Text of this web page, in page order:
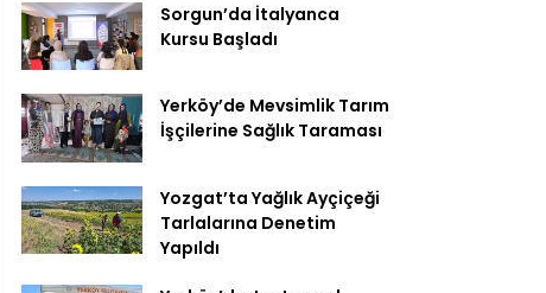
Sorgun’da İtalyanca
Kursu Başladı
Yerköy’de Mevsimlik Tarım
İşçilerine Sağlık Taraması
Yozgat’ta Yağlık Ayçiçeği
Tarlalarına Denetim
Yapıldı